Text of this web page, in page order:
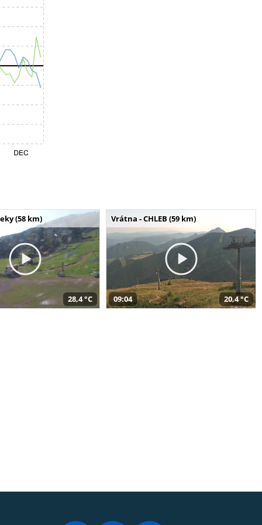
(58 km)
28,4 °C
Vrátna - CHLEB (59 km)
09:04 20,4 °C